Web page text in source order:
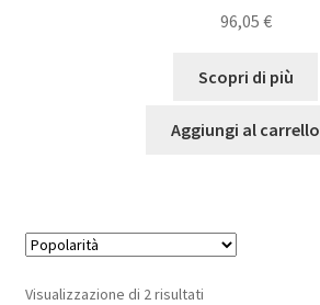
96,05 €
Scopri di più
Aggiungi al carrello
Visualizzazione di 2 risultatiPopolarità